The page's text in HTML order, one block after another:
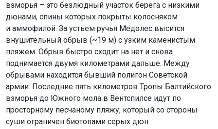
взморья – это безлюдный участок берега с низкими
дюнами, спины которых покрыты колосняком
и аммофилой. За устьем ручья Медолес высится
внушительный обрыв (~19 м) с узким каменистым
пляжем. Обрыв быстро сходит на нет и снова
поднимается двумя километрами дальше. Между
обрывами находится бывший полигон Советской
армии. Последние пять километров Тропы Балтийского
взморья до Южного мола в Вентспилсе идут по
просторному песчаному пляжу, который со стороны
суши ограничен биотопами серых дюн.